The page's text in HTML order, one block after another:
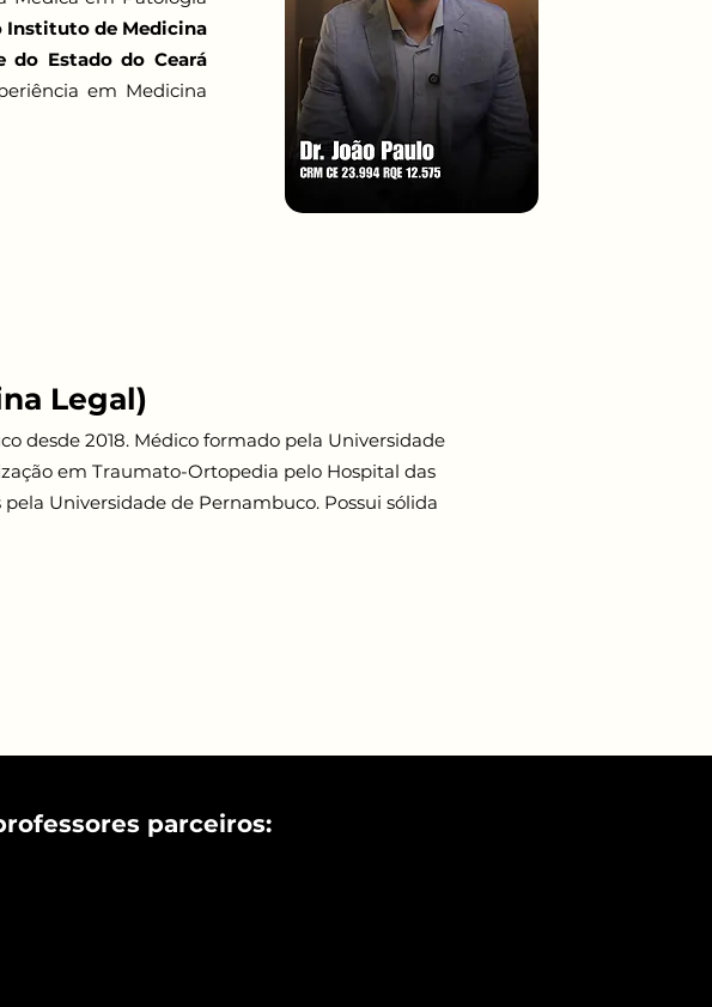
Instituto de Medicina
do Estado do Ceará
em Medicina
Legal)
desde 2018. Médico formado pela Universidade
em Traumato-Ortopedia pelo Hospital das
Universidade de Pernambuco. Possui sólida
parceiros: